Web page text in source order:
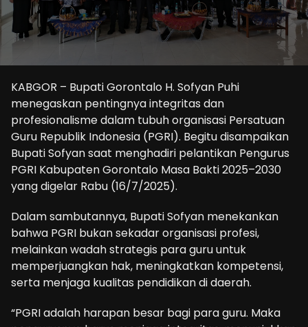
KABGOR – Bupati Gorontalo H. Sofyan Puhi
menegaskan pentingnya integritas dan
profesionalisme dalam tubuh organisasi Persatuan
Guru Republik Indonesia (PGRI). Begitu disampaikan
Bupati Sofyan saat menghadiri pelantikan Pengurus
PGRI Kabupaten Gorontalo Masa Bakti 2025–2030
yang digelar Rabu (16/7/2025).
Dalam sambutannya, Bupati Sofyan menekankan
bahwa PGRI bukan sekadar organisasi profesi,
melainkan wadah strategis para guru untuk
memperjuangkan hak, meningkatkan kompetensi,
serta menjaga kualitas pendidikan di daerah.
“PGRI adalah harapan besar bagi para guru. Maka